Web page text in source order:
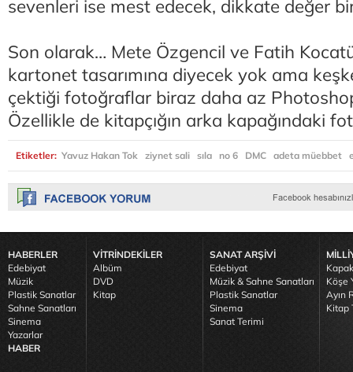
sevenleri ise mest edecek, dikkate değer
Son olarak… Mete Özgencil ve Fatih
kartonet tasarımına diyecek yok ama
çektiği fotoğraflar biraz daha az
Özellikle de kitapçığın arka kapağındaki
Etiketler: Yavuz Hakan Tok ziynet sali sıla no 6 DMC adeta müebbet
HABERLER
Edebiyat
Müzik
Plastik Sanatlar
Sahne Sanatları
Sinema
Yazarlar
HABER
VİTRİNDEKİLER
Albüm
DVD
Kitap
SANAT ARŞİVİ
Edebiyat
Müzik & Sahne Sanatları
Plastik Sanatlar
Sinema
Sanat Terimi
Köşe
Ayın
Kitap